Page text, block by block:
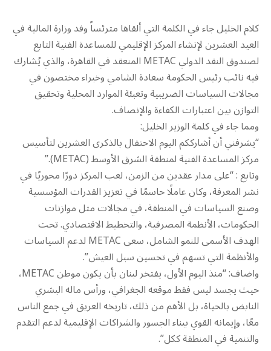
كلام الخليل جاء في الكلمة التي ألقاها مترئساً وفد وزارة المالية في
العيد العشرين لإنشاء المركز الإقليمي للمساعدة الفنية التابع
لصندوق النقد الدولي METAC المنعقد في القاهرة، والذي يُشارك
فيه نائب رئيس الحكومة سعادة الشامي وخبراء مختصون في
مجالات السياسات الضريبية وتعبئة الموارد المحلية وتحقيق
التوازن بين اعتبارات الكفاءة والإنصاف.
ومما جاء في كلمة الوزير الخليل:
“يشرفني أن أشارككم اليوم الاحتفال بالذكرى العشرين لتأسيس
مركز المساعدة الفنية لمنطقة الشرق الأوسط (METAC).”
وتابع : “على مدار عقدين من الزمن، لعب المركز دورًا محوريًا في
نشر المعرفة، وكان عاملًا حاسمًا في تعزيز القدرات المؤسسية
وصنع السياسات في المنطقة، في مجالات مثل موازنات
الحكومات، الأنظمة المصرفية، والتخطيط الاقتصادي. تحت
الهدف الأسمى للنمو الشامل، سعى METAC لدعم السياسات
والأنظمة التي تسهم في تحسين سبل العيش”.
واضاف: “منذ اليوم الأول، يفتخر لبنان بأن يكون موطن METAC،
حيث يجسد ليس فقط موقعه الجغرافي، ورأس ماله البشري
النابض بالحياة، بل الأهم من ذلك، تاريخه العريق في جمع الناس
معًا، وإيمانه القوي ببناء الجسور والشراكات الإقليمية لدعم التقدم
والتنمية في المنطقة ككل”.